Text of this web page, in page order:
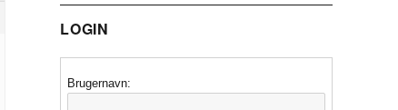
LOGIN
Brugernavn: